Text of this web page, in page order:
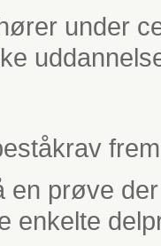
under
en prøve
enkelte